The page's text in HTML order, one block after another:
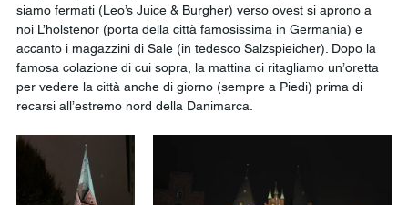
siamo fermati (Leo’s Juice & Burgher) verso ovest si aprono a
noi L’holstenor (porta della città famosissima in Germania) e
accanto i magazzini di Sale (in tedesco Salzspieicher). Dopo la
famosa colazione di cui sopra, la mattina ci ritagliamo un’oretta
per vedere la città anche di giorno (sempre a Piedi) prima di
recarsi all’estremo nord della Danimarca.